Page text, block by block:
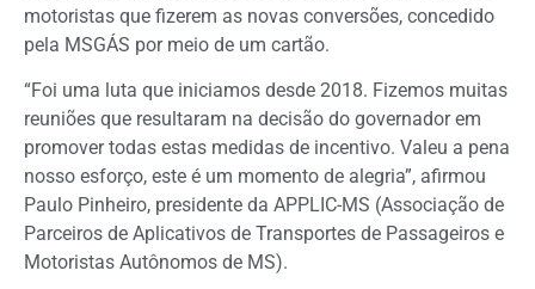
motoristas que fizerem as novas conversões, concedido
pela MSGÁS por meio de um cartão.
“Foi uma luta que iniciamos desde 2018. Fizemos muitas
reuniões que resultaram na decisão do governador em
promover todas estas medidas de incentivo. Valeu a pena
nosso esforço, este é um momento de alegria”, afirmou
Paulo Pinheiro, presidente da APPLIC-MS (Associação de
Parceiros de Aplicativos de Transportes de Passageiros e
Motoristas Autônomos de MS).